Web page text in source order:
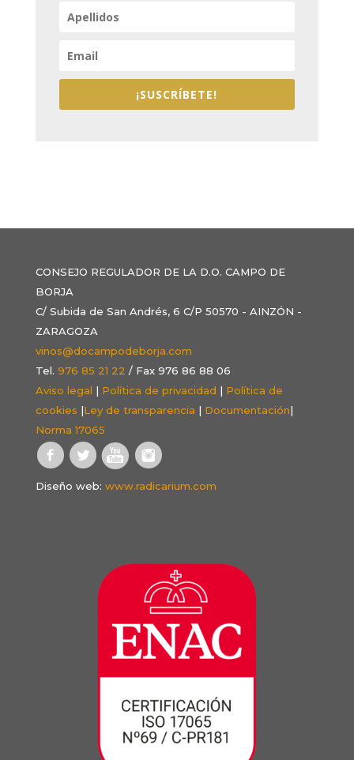
¡SUSCRÍBETE!
CONSEJO REGULADOR DE LA D.O. CAMPO DE
BORJA
C/ Subida de San Andrés, 6 C/P 50570 - AINZÓN -
ZARAGOZA
vinos@docampodeborja.com
Tel. 976 85 21 22 / Fax 976 86 88 06
Aviso legal | Política de privacidad | Política de
cookies |Ley de transparencia | Documentación|
Norma 17065
Diseño web: www.radicarium.com